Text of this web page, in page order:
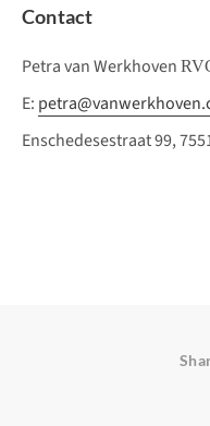
Contact
Petra van Werkhoven
E:
Enschedesestraat 99,